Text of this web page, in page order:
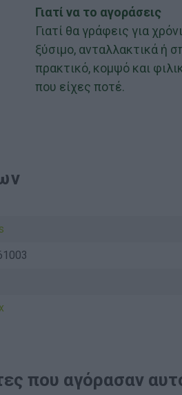
Γιατί να το αγοράσεις
Γιατί θα γράφεις για
ξύσιμο, ανταλλακτικά ή
πρακτικό, κομψό και
που είχες ποτέ.
που αγόρασαν